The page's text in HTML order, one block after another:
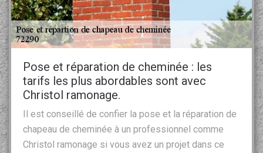
Pose et réparation de cheminée : les
tarifs les plus abordables sont avec
Christol ramonage.
Il est conseillé de confier la pose et la réparation de
chapeau de cheminée à un professionnel comme
Christol ramonage si vous avez un projet dans ce